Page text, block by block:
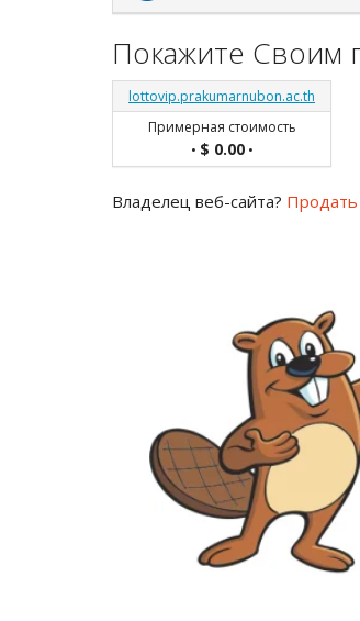
Покажите Своим
lottovip.prakumarnubon.ac.th
Примерная стоимость
• $ 0.00•
Владелец веб-сайта?